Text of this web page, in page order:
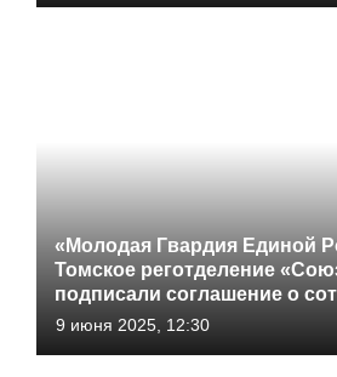
«Молодая Гвардия Единой
Томское реготделение
подписали соглашение о
9 июня 2025, 12:30